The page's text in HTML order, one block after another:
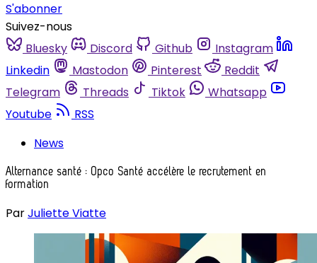
S'abonner
Suivez-nous
Bluesky
Discord Github
Instagram
Linkedin
Mastodon Pinterest
Reddit
Telegram
Threads Tiktok
Whatsapp
Youtube
RSS
News
Alternance santé : Opco Santé accélère le recrutement en
formation
ParJuliette Viatte